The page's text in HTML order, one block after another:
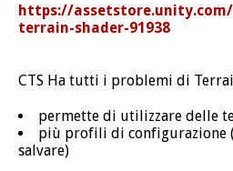
https://
terrain-shader-91938
CTS Ha tutti i problemi di
permette di utilizzare delle
più profili di configurazione
salvare)